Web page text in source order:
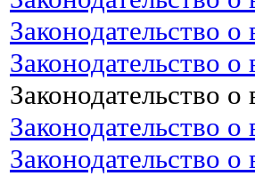
Законодательство
Законодательство
Законодательство
Законодательство
Законодательство